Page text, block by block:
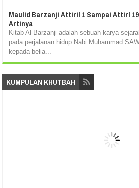
Maulid Barzanji Attiril 1 Sampai Attirl
Artinya
Kitab Al-Barzanji adalah sebuah karya
pada perjalanan hidup Nabi Muhammad
kepada belia...
KUMPULAN KHUTBAH